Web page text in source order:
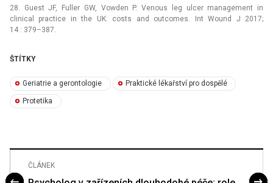
28. Guest JF, Fuller GW, Vowden P. Venous leg ulcer management in
clinical practice in the UK: costs and outcomes. Int Wound J 2017;
14 : 379–387.
ŠTÍTKY
Geriatrie a gerontologie Praktické lékařství pro dospělé
Protetika
ČLÁNEK